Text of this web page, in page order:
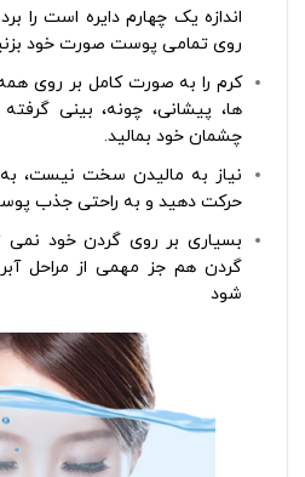
اندازه یک چهارم دایره است را
روی تمامی پوست صورت خود
کرم را به صورت کامل بر روی
ها، پیشانی، چونه، بینی
چشمان خود بمالید.
نیاز به مالیدن سخت نیست، به
حرکت دهید و به راحتی جذب
بسیاری بر روی گردن خود نمی
گردن هم جز مهمی از مراحل
شود